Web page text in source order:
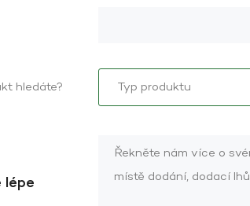
hledáte?
lépe